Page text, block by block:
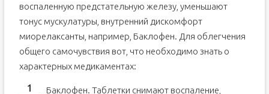
воспаленную предстательную железу, уменьшают
тонус мускулатуры, внутренний дискомфорт
миорелаксанты, например, Баклофен. Для облегчения
общего самочувствия вот, что необходимо знать о
характерных медикаментах:
Баклофен. Таблетки снимают воспаление,